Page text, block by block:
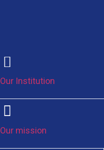
Our Institution
Our mission